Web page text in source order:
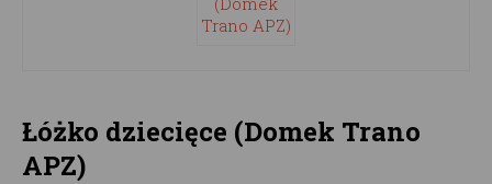
Łóżko dziecięce (Domek Trano
APZ)